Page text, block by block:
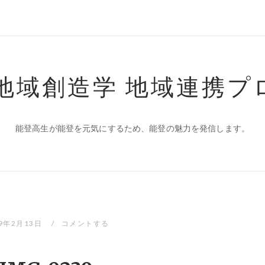
域創造学 地域連携プ
能登高生が能登を元気にするため、能登の魅力を発信します。
2月13日 コメントする